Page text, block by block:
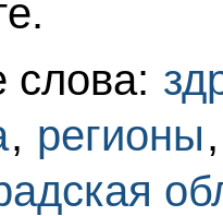
, регионы